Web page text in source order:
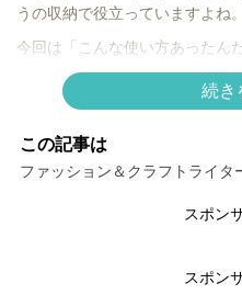
うの収納で役立っていますよね。
今回は「こんな使い方あったん
に注目！ichico_noteさんの
もっと見る▶▶
【無印良品】ま
続き
この記事は
ファッション＆クラフトライタ
スポン
スポン